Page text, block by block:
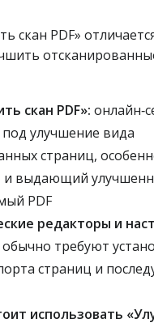
скан PDF»
скан PDF»:
улучшение вида
страниц,
и выдающий
PDF
редакторы и
обычно требуют
страниц и
использовать